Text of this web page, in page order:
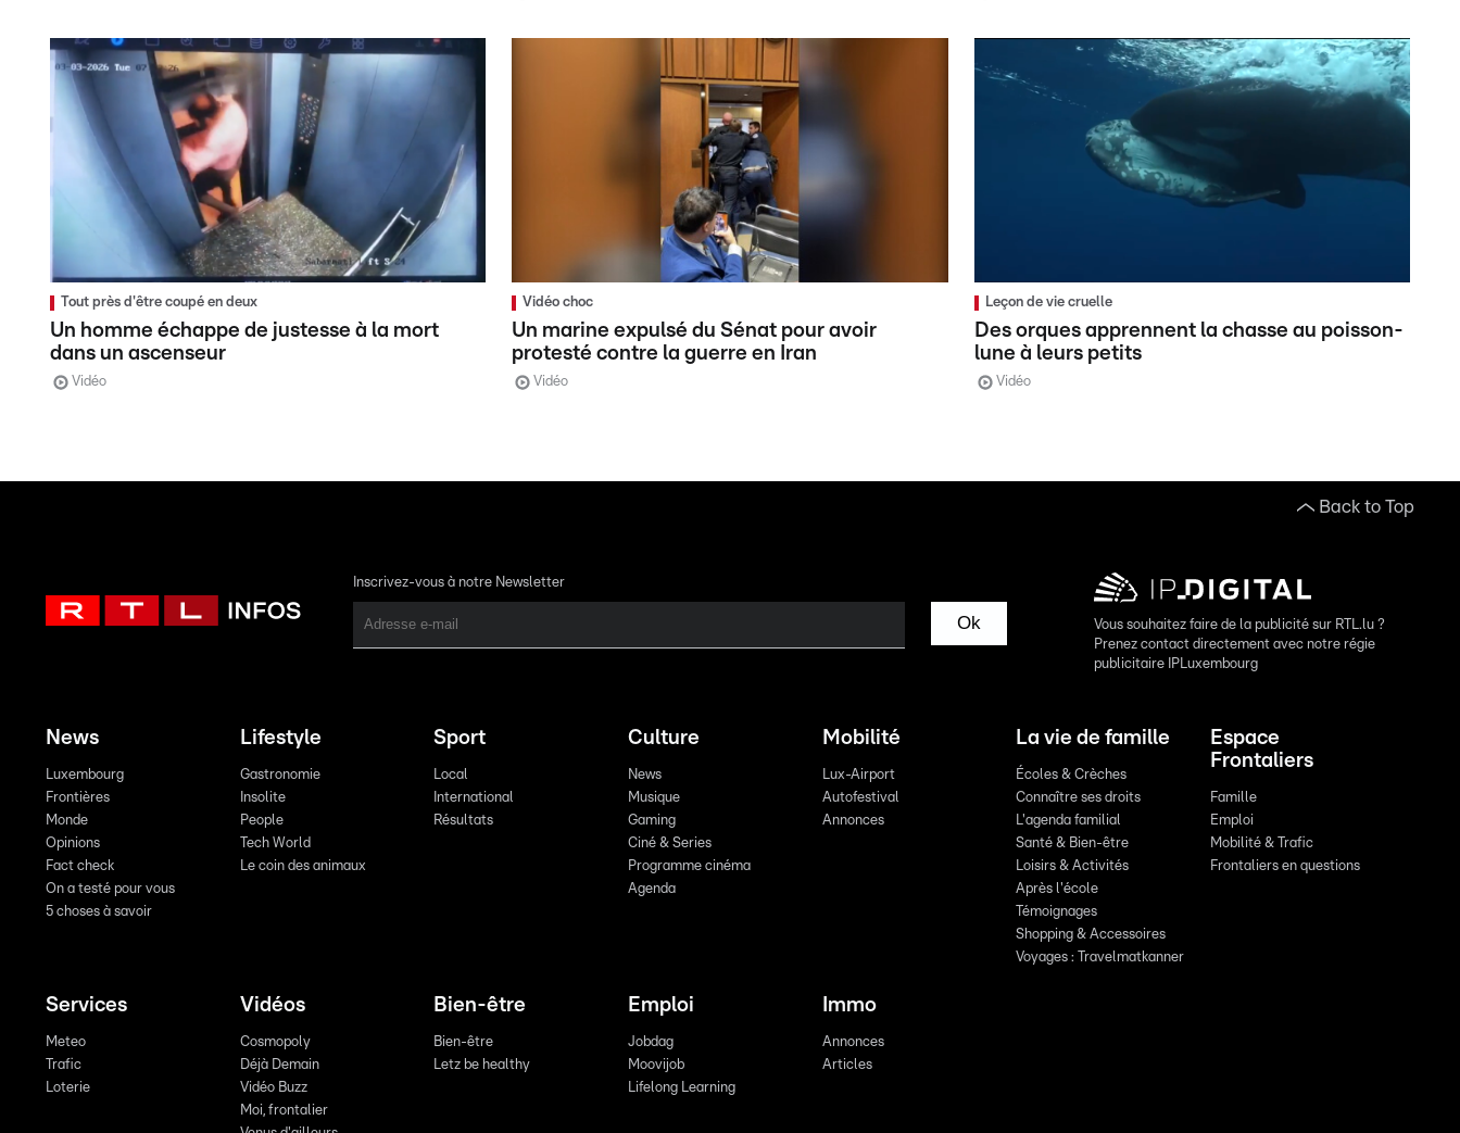
Tout près d'être coupé en deux
Un homme échappe de justesse à la mort
dans un ascenseur
Vidéo
Vidéo choc
Un marine expulsé du Sénat pour avoir
protesté contre la guerre en Iran
Vidéo
Leçon de vie cruelle
Des orques apprennent la chasse au poisson-
lune à leurs petits
Vidéo
Back to Top
Inscrivez-vous à notre Newsletter
Ok
Vous souhaitez faire de la publicité sur RTL.lu ?
Prenez contact directement avec notre régie
publicitaire IPLuxembourg
News
Luxembourg
Frontières
Monde
Opinions
Fact check
On a testé pour vous
5 choses à savoir
Lifestyle
Gastronomie
Insolite
People
Tech World
Le coin des animaux
Sport
Local
International
Résultats
Culture
News
Musique
Gaming
Ciné & Series
Programme cinéma
Agenda
Mobilité
Lux-Airport
Autofestival
Annonces
La vie de famille
Écoles & Crèches
Connaître ses droits
L'agenda familial
Santé & Bien-être
Loisirs & Activités
Après l'école
Témoignages
Shopping & Accessoires
Voyages : Travelmatkanner
Espace
Frontaliers
Famille
Emploi
Mobilité & Trafic
Frontaliers en questions
Services
Meteo
Trafic
Loterie
Vidéos
Cosmopoly
Déjà Demain
Vidéo Buzz
Moi, frontalier
Bien-être
Bien-être
Letz be healthy
Emploi
Jobdag
Moovijob
Lifelong Learning
Immo
Annonces
Articles